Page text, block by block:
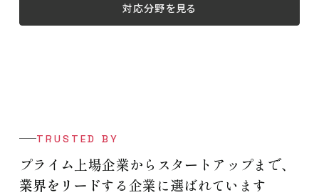
対応分野を見る
TRUSTED BY
プライム上場企業からスタートアップまで、
業界をリードする企業に選ばれています